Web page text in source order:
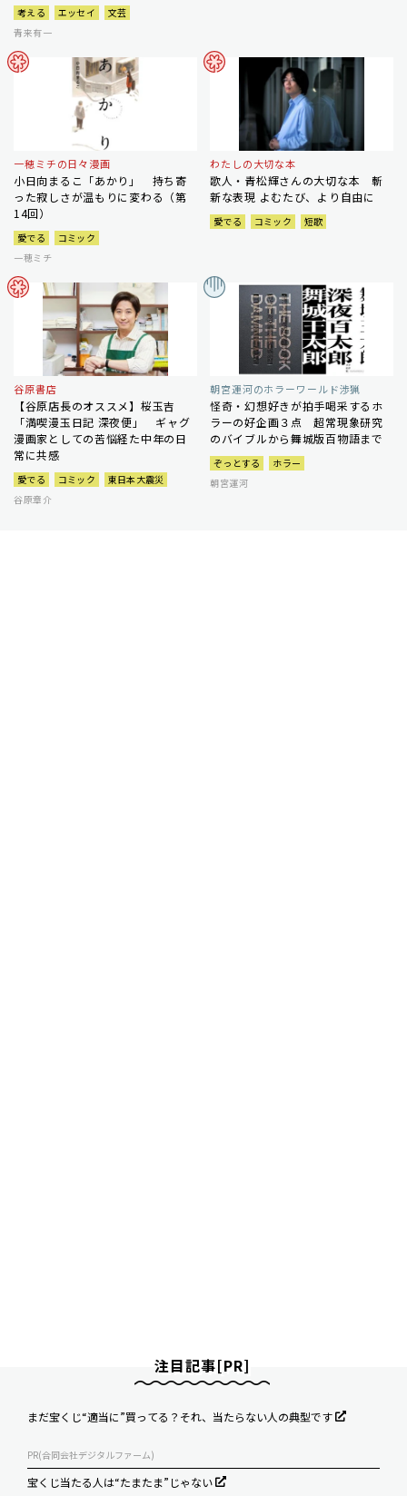
考える エッセイ
文芸
青来有一
一穂ミチの日々漫画
小日向まるこ「あかり」 持ち寄
った寂しさが温もりに変わる（第
14回）
愛でる
コミック
一穂ミチ
わたしの大切な本
歌人・青松輝さんの大切な本 斬
新な表現 よむたび、より自由に
愛でる コミック 短歌
谷原書店
【谷原店長のオススメ】桜玉吉
「満喫漫玉日記 深夜便」 ギャグ
漫画家としての苦悩経た中年の日
常に共感
愛でる コミック
東日本大震災
谷原章介
朝宮運河のホラーワールド渉猟
怪奇・幻想好きが拍手喝采するホ
ラーの好企画３点 超常現象研究
のバイブルから舞城版百物語まで
ぞっとする
ホラー
朝宮運河
注目記事[PR]
まだ宝くじ“適当に”買ってる？それ、当たらない人の典型です
PR(合同会社デジタルファーム)
宝くじ当たる人は“たまたま”じゃない